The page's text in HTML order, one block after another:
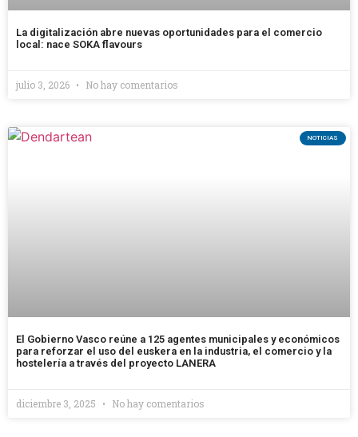
La digitalización abre nuevas oportunidades para el comercio
local: nace SOKA flavours
julio 3, 2026 No hay comentarios
NOTICIAS
El Gobierno Vasco reúne a 125 agentes municipales y económicos
para reforzar el uso del euskera en la industria, el comercio y la
hostelería a través del proyecto LANERA
diciembre 3, 2025 No hay comentarios